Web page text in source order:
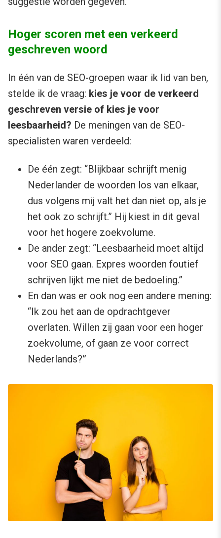
Hoger scoren met een verkeerd
geschreven woord
In één van de SEO-groepen waar ik lid van ben,
stelde ik de vraag: kies je voor de verkeerd
geschreven versie of kies je voor
leesbaarheid? De meningen van de SEO-
specialisten waren verdeeld:
De één zegt: “Blijkbaar schrijft menig
Nederlander de woorden los van elkaar,
dus volgens mij valt het dan niet op, als je
het ook zo schrijft.” Hij kiest in dit geval
voor het hogere zoekvolume.
De ander zegt: “Leesbaarheid moet altijd
voor SEO gaan. Expres woorden foutief
schrijven lijkt me niet de bedoeling.”
En dan was er ook nog een andere mening:
“Ik zou het aan de opdrachtgever
overlaten. Willen zij gaan voor een hoger
zoekvolume, of gaan ze voor correct
Nederlands?”